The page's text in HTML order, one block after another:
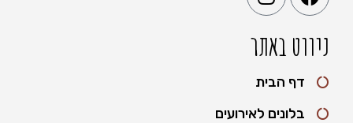
ניווט באתר
דף הבית
בלונים לאירועים